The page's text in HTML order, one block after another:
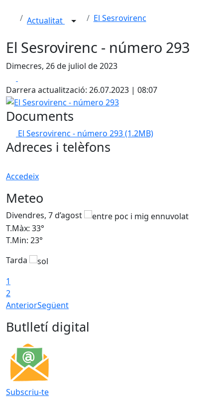
Actualitat El Sesrovirenc
El Sesrovirenc - número 293
Dimecres, 26 de juliol de 2023
Darrera actualització: 26.07.2023 | 08:07
El Sesrovirenc - número 293
Documents
El Sesrovirenc - número 293(1.2MB)
Adreces i telèfons
Accedeix
Meteo
Divendres, 7 d’agost
T.Màx: 33°
T.Min: 23°
Tarda
1
2
AnteriorSegüent
Butlletí digital
Subscriu-te